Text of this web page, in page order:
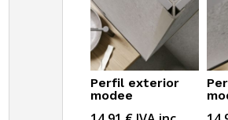
Perfil exterior
modee